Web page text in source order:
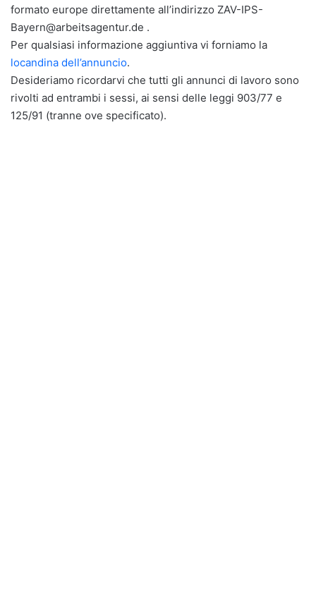
formato europe direttamente all’indirizzo ZAV-IPS-
Bayern@arbeitsagentur.de .
Per qualsiasi informazione aggiuntiva vi forniamo la
locandina dell’annuncio.
Desideriamo ricordarvi che tutti gli annunci di lavoro sono
rivolti ad entrambi i sessi, ai sensi delle leggi 903/77 e
125/91 (tranne ove specificato).